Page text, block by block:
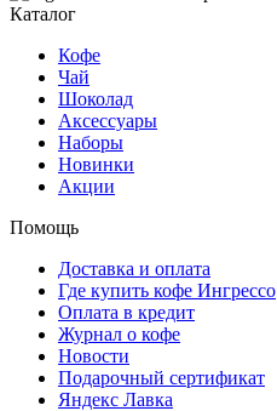
Каталог
Кофе
Чай
Шоколад
Аксессуары
Наборы
Новинки
Акции
Помощь
Доставка и оплата
Где купить кофе Ингрессо
Оплата в кредит
Журнал о кофе
Новости
Подарочный сертификат
Яндекс Лавка